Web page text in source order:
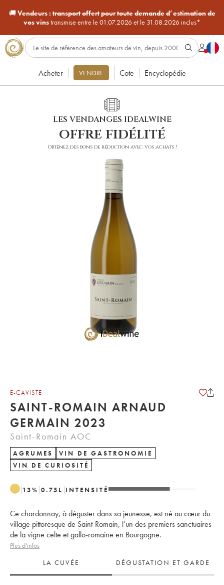
🚚Vendeurs : transport offert pour toute demande d’estimation de
vos vinstransmise entre le 01.07.2026 et le 31.08.2026 inclus*
Acheter VENDRE Cote Encyclopédie
LES VENDANGES IDEALWINE
offre fidélité
Obtenez des bons de réduction avec vos achats !
E-CAVISTE
SAINT-ROMAIN ARNAUD
GERMAIN 2023
Saint-Romain AOC
AGRUMES
VIN DE GASTRONOMIE
VIN DE CURIOSITÉ
13% 0.75 L INTENSITÉ
Ce chardonnay, à déguster dans sa jeunesse, est né au cœur du
village pittoresque de Saint-Romain, l’un des premiers sanctuaires
de la vigne celte et gallo-romaine en Bourgogne.
Plus d'infos
LA CUVÉE
DÉGUSTATION ET GARDE